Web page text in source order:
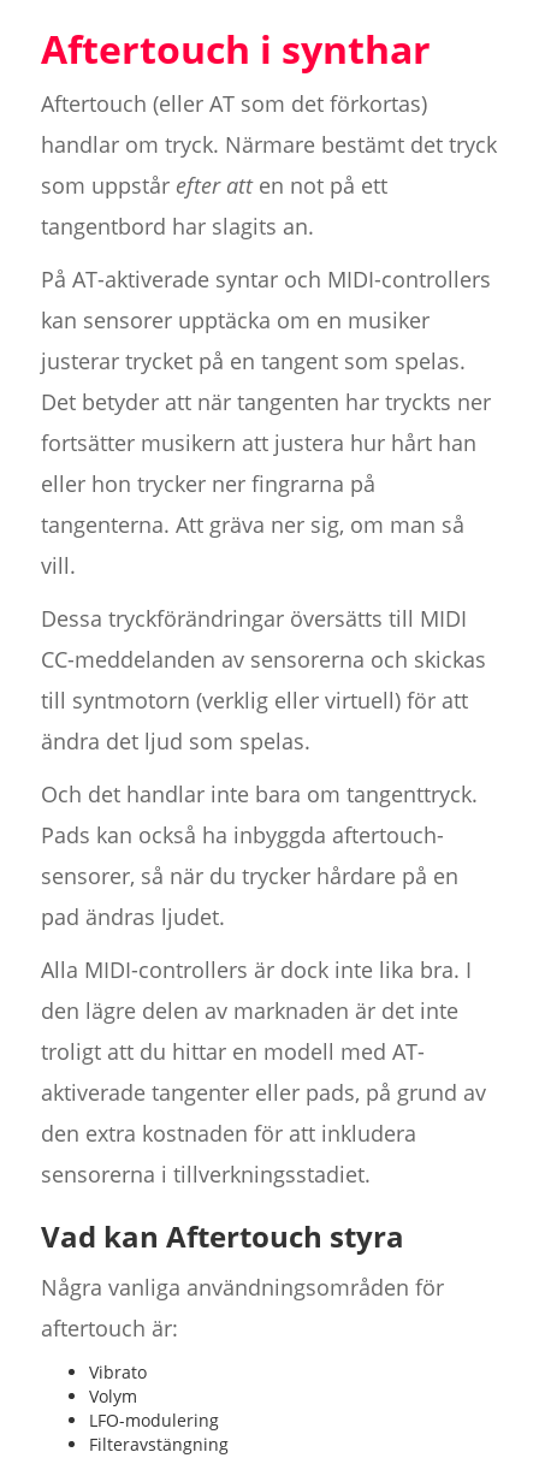
Aftertouch i synthar
Aftertouch (eller AT som det förkortas)
handlar om tryck. Närmare bestämt det tryck
som uppstår efter atten not på ett
tangentbord har slagits an.
På AT-aktiverade syntar och MIDI-controllers
kan sensorer upptäcka om en musiker
justerar trycket på en tangent som spelas.
Det betyder att när tangenten har tryckts ner
fortsätter musikern att justera hur hårt han
eller hon trycker ner fingrarna på
tangenterna. Att gräva ner sig, om man så
vill.
Dessa tryckförändringar översätts till MIDI
CC-meddelanden av sensorerna och skickas
till syntmotorn (verklig eller virtuell) för att
ändra det ljud som spelas.
Och det handlar inte bara om tangenttryck.
Pads kan också ha inbyggda aftertouch-
sensorer, så när du trycker hårdare på en
pad ändras ljudet.
Alla MIDI-controllers är dock inte lika bra. I
den lägre delen av marknaden är det inte
troligt att du hittar en modell med AT-
aktiverade tangenter eller pads, på grund av
den extra kostnaden för att inkludera
sensorerna i tillverkningsstadiet.
Vad kan Aftertouch styra
Några vanliga användningsområden för
aftertouch är:
Vibrato
Volym
LFO-modulering
Filteravstängning